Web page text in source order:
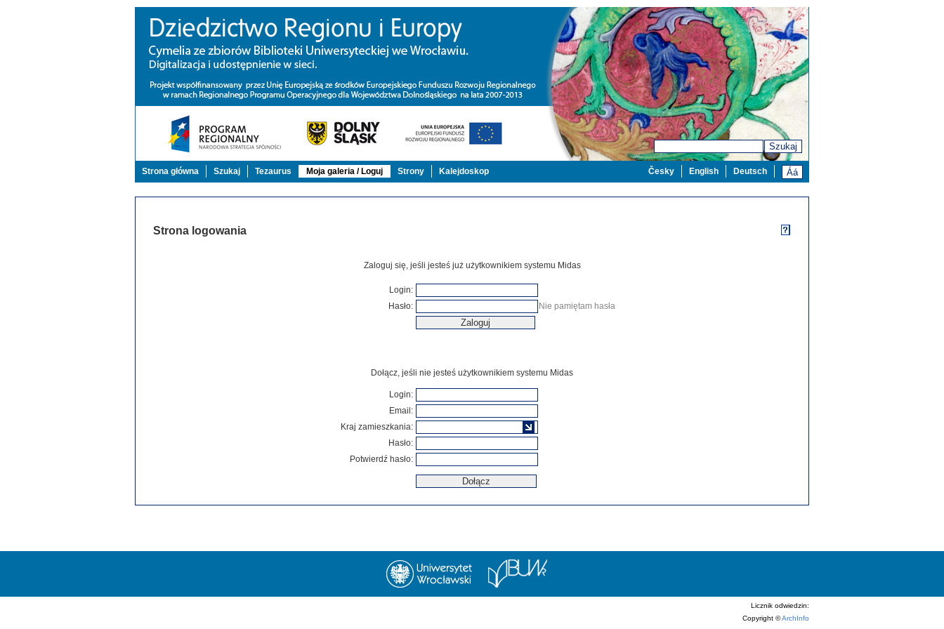
Szukaj
Strona główna Szukaj Tezaurus Moja galeria / Loguj Strony Kalejdoskop Deutsch
English
Česky
Strona logowania
Zaloguj się, jeśli jesteś już użytkownikiem systemu Midas
Login:
Hasło:
Nie pamiętam hasła
Dołącz, jeśli nie jesteś użytkownikiem systemu Midas
Login:
Email:
Kraj zamieszkania:
Hasło:
Potwierdź hasło:
Licznik odwiedzin:
Copyright ©ArchInfo